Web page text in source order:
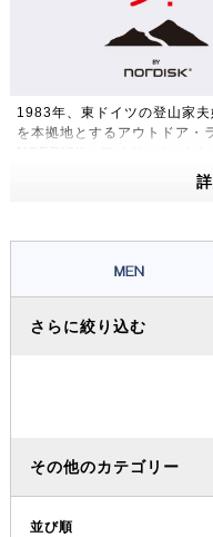
1983年、東ドイツの登山家
を本拠地とするアウトドア
えうる高い機能性・保温性を
ッショナルたちから信頼を集
さらに絞り込む
その他のカテゴリー
並び順